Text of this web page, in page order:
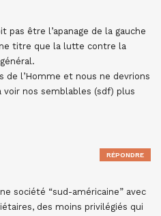
pas être l’apanage de la gauche
titre que la lutte contre la
de l’Homme et nous ne devrions
nos semblables (sdf) plus
société “sud-américaine” avec
des moins privilégiés qui
RÉPONDRE